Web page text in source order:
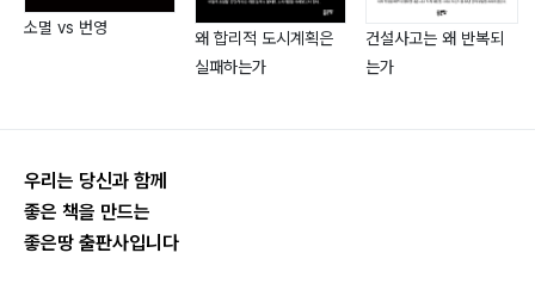
나요?
18. 행위자에 대한 징계처분을 했는데, 행위자와 같은 팀
동료들이 탄원서를 제출하는 경우 어떻게 판단하나요?
하나요?
20. 피해근로자에게 신고가 들어오지는 않았지만, 관리자
가 괴롭힘을 알게 된 경우, 회사에서 조사를 해야 하나요?
수 수행했습니다. 현재는 사내사건 전문 조사위원으로 활
동하며 기업 대상 강의 및 자문·컨설팅을 병행하고 있고,
소멸 vs 번영
왜 합리적 도시계획은
실패하는가
건설사고는 왜 반복되
는가
우리는 당신과 함께
좋은 책을 만드는
좋은땅 출판사입니다